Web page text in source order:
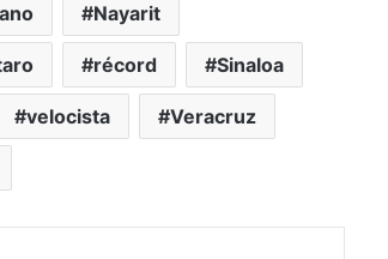
Nayarit
récord Sinaloa
velocista Veracruz